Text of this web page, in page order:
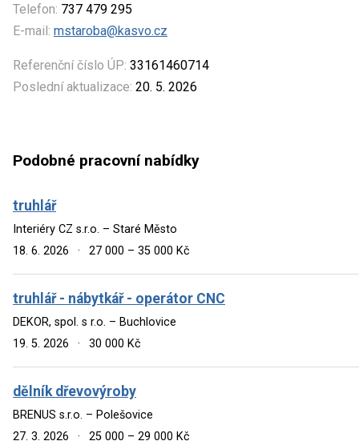
Telefon: 737 479 295
E-mail: mstaroba@kasvo.cz
Referenční číslo ÚP: 33161460714
Poslední aktualizace: 20. 5. 2026
Podobné pracovní nabídky
truhlář
Interiéry CZ s.r.o. – Staré Město
18. 6. 2026
· 27 000 – 35 000 Kč
truhlář - nábytkář - operátor CNC
DEKOR, spol. s r.o. – Buchlovice
19. 5. 2026
· 30 000 Kč
dělník dřevovýroby
BRENUS s.r.o. – Polešovice
27. 3. 2026
· 25 000 – 29 000 Kč